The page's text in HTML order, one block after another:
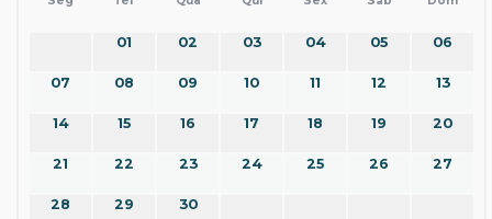
01 02 03 04 05 06
07 08 09 10 11 12 13
14 15 16 17 18 19 20
21 22 23 24 25 26 27
28 29 30